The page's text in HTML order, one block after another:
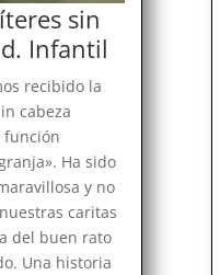
sin
Infantil
recibido la
cabeza
función
Ha sido
y no
caritas
del buen rato
Una historia